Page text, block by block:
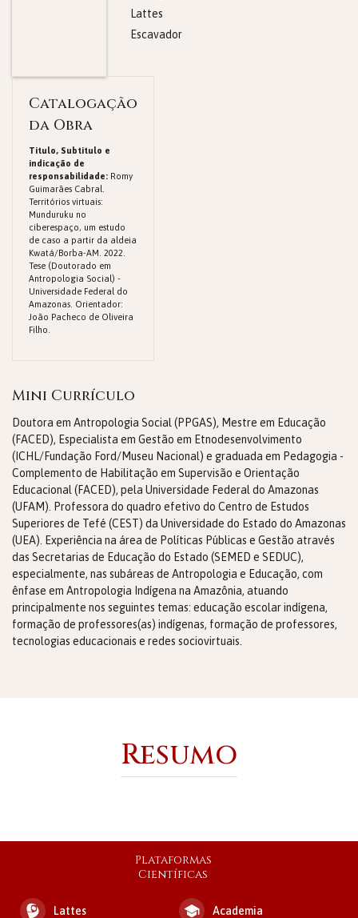
Lattes
Escavador
Catalogação
da Obra
Titulo, Subtitulo e
indicação de
responsabilidade: Romy
Guimarães Cabral.
Territórios virtuais:
Munduruku no
ciberespaço, um estudo
de caso a partir da aldeia
Kwatá/Borba-AM. 2022.
Tese (Doutorado em
Antropologia Social) -
Universidade Federal do
Amazonas. Orientador:
João Pacheco de Oliveira
Filho.
Mini Currículo
Doutora em Antropologia Social (PPGAS), Mestre em Educação
(FACED), Especialista em Gestão em Etnodesenvolvimento
(ICHL/Fundação Ford/Museu Nacional) e graduada em Pedagogia -
Complemento de Habilitação em Supervisão e Orientação
Educacional (FACED), pela Universidade Federal do Amazonas
(UFAM). Professora do quadro efetivo do Centro de Estudos
Superiores de Tefé (CEST) da Universidade do Estado do Amazonas
(UEA). Experiência na área de Políticas Públicas e Gestão através
das Secretarias de Educação do Estado (SEMED e SEDUC),
especialmente, nas subáreas de Antropologia e Educação, com
ênfase em Antropologia Indígena na Amazônia, atuando
principalmente nos seguintes temas: educação escolar indígena,
formação de professores(as) indígenas, formação de professores,
tecnologias educacionais e redes sociovirtuais.
Resumo
Plataformas
Científicas
Lattes Academia